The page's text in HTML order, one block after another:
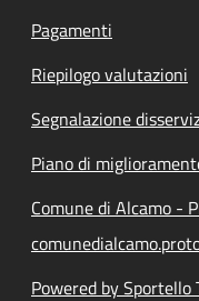
Pagamenti
Riepilogo valutazioni
Segnalazione
Piano di
Comune di Alcamo -
Powered by Sportello